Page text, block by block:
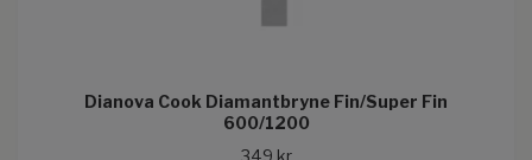
Dianova Cook Diamantbryne Fin/Super Fin
600/1200
349 kr